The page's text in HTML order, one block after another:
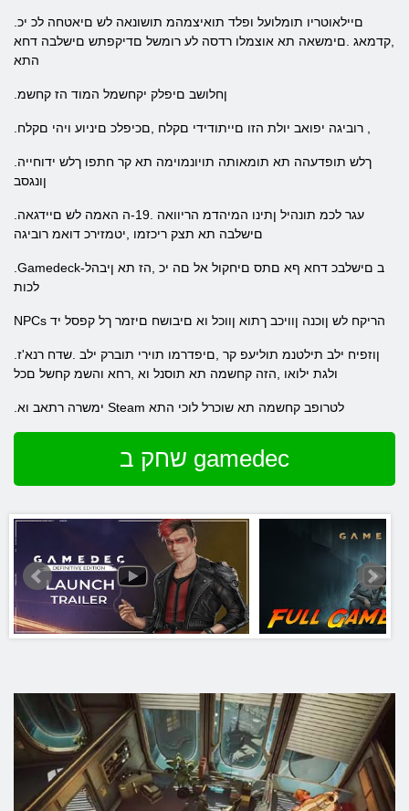
,קדמאג .םימשאה תא אוצמלו רדסה לע רומשל םדיקפתש םישלבה דחא
התא
.ןחלושב םיפלק יקחשמל המוד הז קחשמ
ןונגסב
םישלבה תא תצק ריכזמו ,יטמזירכ דואמ רוביגה
.Gamedeck-ב םישלבכ דחא ףא םתס םיחקול אל םה יכ ,הז תא ןיבהל
לכות
NPCs הריקח לש ןוכנה ןוויכב ךתוא ןווכל וא םיבושח םיזמר ךל קפסל יד
ולגת ילואו ,הזה קחשמה תא תוסנל וא ,רחא והשמ קחשל םכל
.ימשרה רתאב וא Steam לטרופב קחשמה תא שוכרל לוכי התא
שחק ב gamedec